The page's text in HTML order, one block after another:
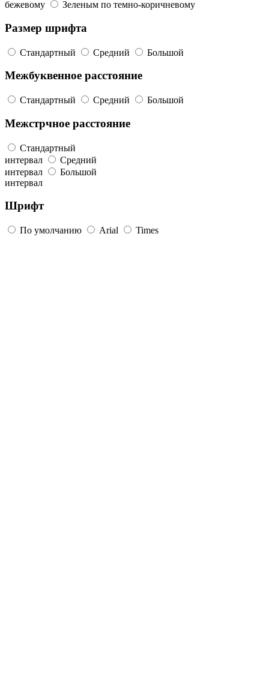
бежевому
Зеленым по темно-коричневому
Размер шрифта
Стандартный Средний Большой
Межбуквенное расстояние
Стандартный Средний Большой
Межстрчное расстояние
Стандартный
интервал
Средний
интервал
Большой
интервал
Шрифт
По умолчанию Arial Times